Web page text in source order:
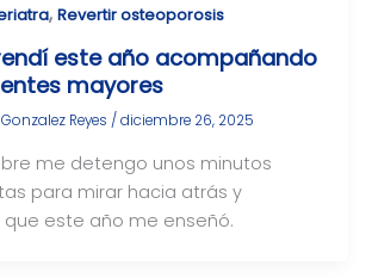
, Revertir osteoporosis
este año acompañando
mayores
Reyes / diciembre 26, 2025
me detengo unos minutos
para mirar hacia atrás y
este año me enseñó.